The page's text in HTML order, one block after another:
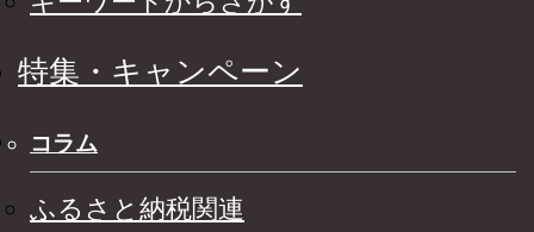
特集・キャンペーン
コラム
ふるさと納税関連